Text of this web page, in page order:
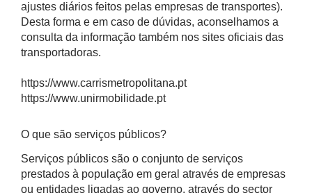
ajustes diários feitos pelas empresas de transportes).
Desta forma e em caso de dúvidas, aconselhamos a
consulta da informação também nos sites oficiais das
transportadoras.
https://www.carrismetropolitana.pt
https://www.unirmobilidade.pt
O que são serviços públicos?
Serviços públicos são o conjunto de serviços
prestados à população em geral através de empresas
ou entidades ligadas ao governo, através do sector